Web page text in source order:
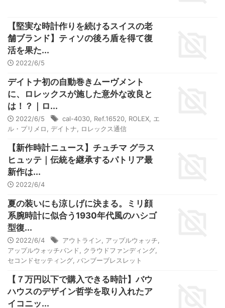
【堅実な時計作りを続けるスイスの老
舗ブランド】ティソの後ろ盾を得て復
活を果た...
2022/6/5
デイトナ初の自動巻きムーヴメント
に、ロレックスが施した意外な改良と
は！？｜ロ...
2022/6/5 cal-4030 Ref.16520 ROLEX
エ
ル・プリメロ
デイトナ ロレックス通信
【新作時計ニュース】チュチマ グラス
ヒュッテ｜伝統を継承するパトリア最
新作は...
2022/6/4
夏の装いにも涼しげに決まる。ミリ顔
系腕時計に似合う1930年代風のハシゴ
型復...
2022/6/4 アウトライン アップルウォッチ
アップルウォッチバンド
クラウドファンディング
セコンドセッティング バンブーブレスレット
【７万円以下で購入できる時計】バウ
ハウスのデザイン哲学を取り入れたア
イコニッ...